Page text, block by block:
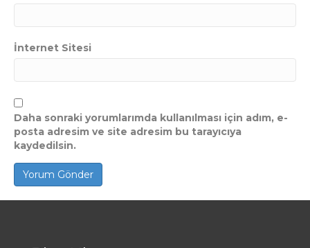
İnternet Sitesi
Daha sonraki yorumlarımda kullanılması için adım, e-
posta adresim ve site adresim bu tarayıcıya
kaydedilsin.